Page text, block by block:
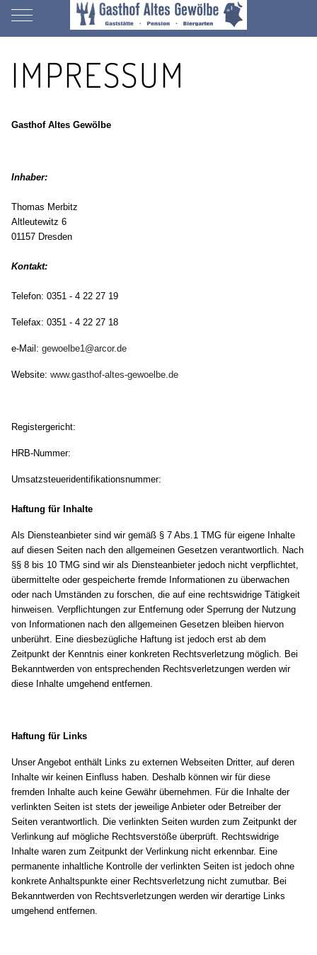
Mobile Menu Toggle
IMPRESSUM
Gasthof Altes Gewölbe
Inhaber:
Thomas Merbitz
Altleutewitz 6
01157 Dresden
Kontakt:
Telefon: 0351 - 4 22 27 19
Telefax: 0351 - 4 22 27 18
e-Mail:gewoelbe1@arcor.de
Website:www.gasthof-altes-gewoelbe.de
Registergericht:
HRB-Nummer:
Umsatzsteueridentifikationsnummer:
Haftung für Inhalte
Als Diensteanbieter sind wir gemäß § 7 Abs.1 TMG für eigene Inhalte
auf diesen Seiten nach den allgemeinen Gesetzen verantwortlich. Nach
§§ 8 bis 10 TMG sind wir als Diensteanbieter jedoch nicht verpflichtet,
übermittelte oder gespeicherte fremde Informationen zu überwachen
oder nach Umständen zu forschen, die auf eine rechtswidrige Tätigkeit
hinweisen. Verpflichtungen zur Entfernung oder Sperrung der Nutzung
von Informationen nach den allgemeinen Gesetzen bleiben hiervon
unberührt. Eine diesbezügliche Haftung ist jedoch erst ab dem
Zeitpunkt der Kenntnis einer konkreten Rechtsverletzung möglich. Bei
Bekanntwerden von entsprechenden Rechtsverletzungen werden wir
diese Inhalte umgehend entfernen.
Haftung für Links
Unser Angebot enthält Links zu externen Webseiten Dritter, auf deren
Inhalte wir keinen Einfluss haben. Deshalb können wir für diese
fremden Inhalte auch keine Gewähr übernehmen. Für die Inhalte der
verlinkten Seiten ist stets der jeweilige Anbieter oder Betreiber der
Seiten verantwortlich. Die verlinkten Seiten wurden zum Zeitpunkt der
Verlinkung auf mögliche Rechtsverstöße überprüft. Rechtswidrige
Inhalte waren zum Zeitpunkt der Verlinkung nicht erkennbar. Eine
permanente inhaltliche Kontrolle der verlinkten Seiten ist jedoch ohne
konkrete Anhaltspunkte einer Rechtsverletzung nicht zumutbar. Bei
Bekanntwerden von Rechtsverletzungen werden wir derartige Links
umgehend entfernen.